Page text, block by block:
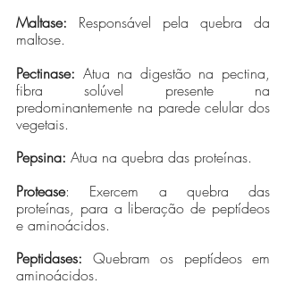
Maltase: Responsável pela quebra da
maltose.
Pectinase: Atua na digestão na pectina,
fibra solúvel presente na
predominantemente na parede celular dos
vegetais.
Pepsina: Atua na quebra das proteínas.
Protease: Exercem a quebra das
proteínas, para a liberação de peptídeos
e aminoácidos.
Peptidases: Quebram os peptídeos em
aminoácidos.